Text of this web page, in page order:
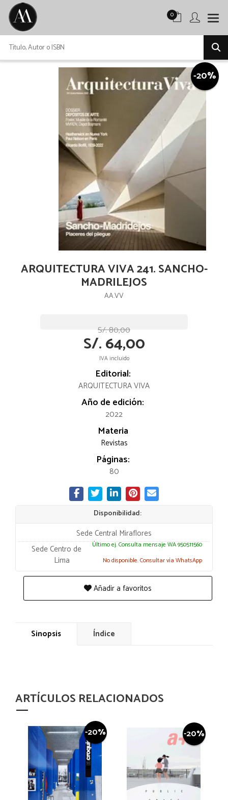
0
-20%
ARQUITECTURA VIVA 241. SANCHO-
MADRILEJOS
AA.VV
S/. 80,00
S/. 64,00
IVA incluido
Editorial:
ARQUITECTURA VIVA
Año de edición:
2022
Materia
Revistas
Páginas:
80
Disponibilidad:
Sede Central Miraflores
Último ej. Consulta mensaje WA 950511560
Sede Centro de
Lima
No disponible. Consultar vía WhatsApp
Añadir a favoritos
Sinopsis Índice
ARTÍCULOS RELACIONADOS
-20% -20%